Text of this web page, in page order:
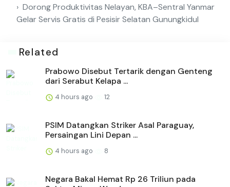
Dorong Produktivitas Nelayan, KBA–Sentral Yanmar
Gelar Servis Gratis di Pesisir Selatan Gunungkidul
Related
Prabowo Disebut Tertarik dengan Genteng
dari Serabut Kelapa ...
4 hours ago 12
PSIM Datangkan Striker Asal Paraguay,
Persaingan Lini Depan ...
4 hours ago 8
Negara Bakal Hemat Rp 26 Triliun pada